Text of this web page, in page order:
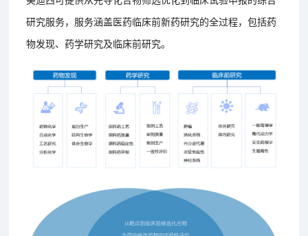
研究服务，服务涵盖医药临床前新药研究的全过程，包括药
物发现、药学研究及临床前研究。